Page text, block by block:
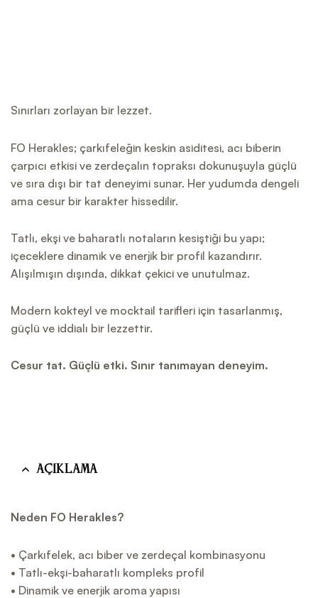
Sınırları zorlayan bir lezzet.
FO Herakles; çarkıfeleğin keskin asiditesi, acı biberin
çarpıcı etkisi ve zerdeçalın topraksı dokunuşuyla güçlü
ve sıra dışı bir tat deneyimi sunar. Her yudumda dengeli
ama cesur bir karakter hissedilir.
Tatlı, ekşi ve baharatlı notaların kesiştiği bu yapı;
içeceklere dinamik ve enerjik bir profil kazandırır.
Alışılmışın dışında, dikkat çekici ve unutulmaz.
Modern kokteyl ve mocktail tarifleri için tasarlanmış,
güçlü ve iddialı bir lezzettir.
Cesur tat. Güçlü etki. Sınır tanımayan deneyim.
Açıklama
Neden FO Herakles?
• Çarkıfelek, acı biber ve zerdeçal kombinasyonu
• Tatlı-ekşi-baharatlı kompleks profil
• Dinamik ve enerjik aroma yapısı